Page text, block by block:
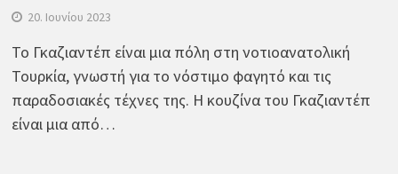
20. Ιουνίου 2023
Το Γκαζιαντέπ είναι μια πόλη στη νοτιοανατολική
Τουρκία, γνωστή για το νόστιμο φαγητό και τις
παραδοσιακές τέχνες της. Η κουζίνα του Γκαζιαντέπ
είναι μια από…